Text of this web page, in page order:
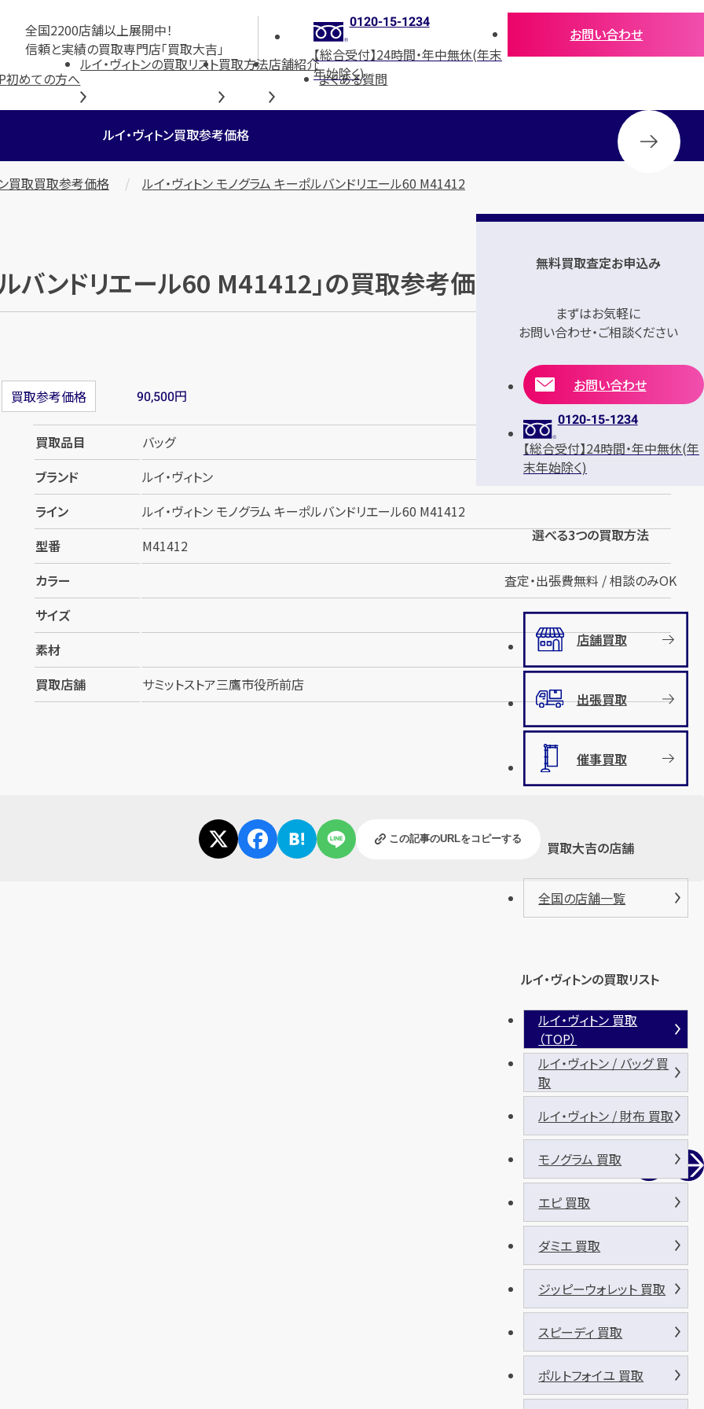
全国2200店舗以上展開中！
信頼と実績の買取専門店「買取大吉」
0120-15-1234
【総合受付】24時間・年中無休(年末
年始除く)
お問い合わせ
初めての方へ
ルイ・ヴィトンの買取リスト買取方法店舗紹介
よくある質問
ルイ・ヴィトン買取参考価格
ン買取買取参考価格 ルイ・ヴィトン モノグラム キーポルバンドリエール60 M41412
ルバンドリエール60 M41412」の買取参考価格
買取参考価格 90,500円
買取品目
バッグ
ブランド
ルイ・ヴィトン
ライン
ルイ・ヴィトン モノグラム キーポルバンドリエール60 M41412
型番
M41412
カラー
サイズ
素材
買取店舗
サミットストア三鷹市役所前店
この記事のURLをコピーする
無料買取査定お申込み
まずはお気軽に
お問い合わせ・ご相談ください
お問い合わせ
0120-15-1234
【総合受付】24時間・年中無休(年
末年始除く)
選べる3つの買取方法
査定・出張費無料 / 相談のみOK
店舗買取
出張買取
催事買取
買取大吉の店舗
全国の店舗一覧
ルイ・ヴィトンの買取リスト
ルイ・ヴィトン 買取
（TOP）
ルイ・ヴィトン / バッグ 買
取
ルイ・ヴィトン / 財布 買取
モノグラム 買取
エピ 買取
ダミエ 買取
ジッピーウォレット 買取
スピーディ 買取
ポルトフォイユ 買取